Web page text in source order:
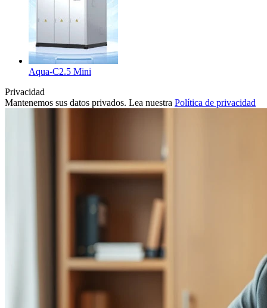
Aqua-C2.5 Mini
Privacidad
Mantenemos sus datos privados. Lea nuestra Política de privacidad